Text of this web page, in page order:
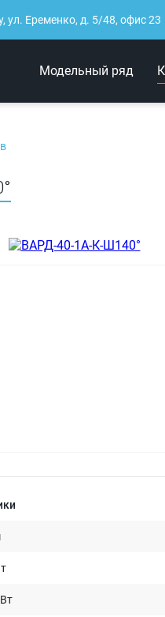
ул. Еременко, д. 5/48, офис 23
Модельный ряд